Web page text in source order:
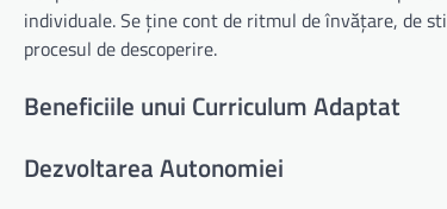
individuale. Se ține cont de ritmul de învățare, de
procesul de descoperire.
Beneficiile unui Curriculum Adaptat
Dezvoltarea Autonomiei